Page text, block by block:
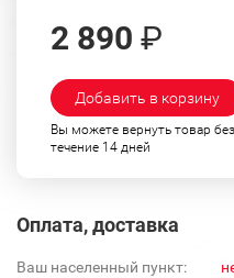
2 890 ₽
Добавить в корзину
Вы можете вернуть товар
течение 14 дней
Оплата, доставка
Ваш населенный пункт: